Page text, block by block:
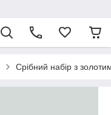
Срібний набір з